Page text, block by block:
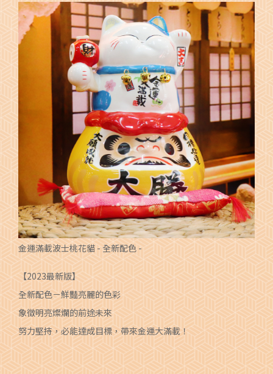
金運滿載波士桃花貓 - 全新配色 -
【2023最新版】
全新配色－鮮豔亮麗的色彩
象徵明亮燦爛的前途未來
努力堅持，必能達成目標，帶來金運大滿載！